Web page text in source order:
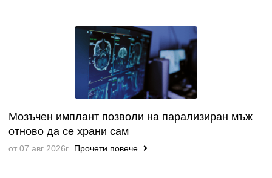
Мозъчен имплант позволи на парализиран мъж
отново да се храни сам
от 07 авг 2026г. Прочети повече